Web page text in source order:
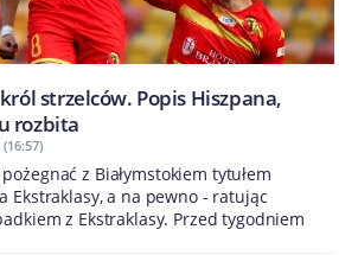
strzelców. Popis Hiszpana,
rozbita
z Białymstokiem tytułem
Ekstraklasy, a na pewno - ratując
z Ekstraklasy. Przed tygodniem